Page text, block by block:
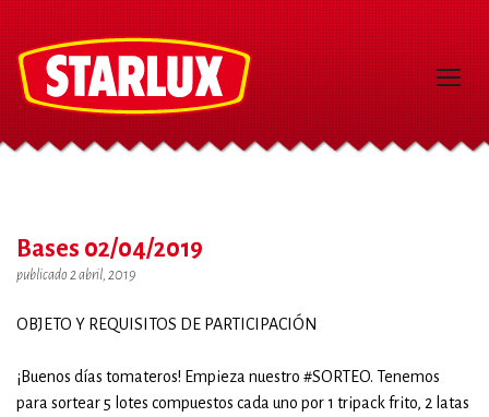
Bases 02/04/2019
publicado 2 abril, 2019
OBJETO Y REQUISITOS DE PARTICIPACIÓN
¡Buenos días tomateros! Empieza nuestro #SORTEO. Tenemos
para sortear 5 lotes compuestos cada uno por 1 tripack frito, 2 latas